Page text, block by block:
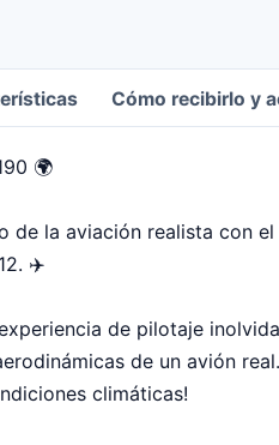
Cómo recibirlo y
🌍
de la aviación realista con
✈️
de pilotaje
de un avión
climáticas!